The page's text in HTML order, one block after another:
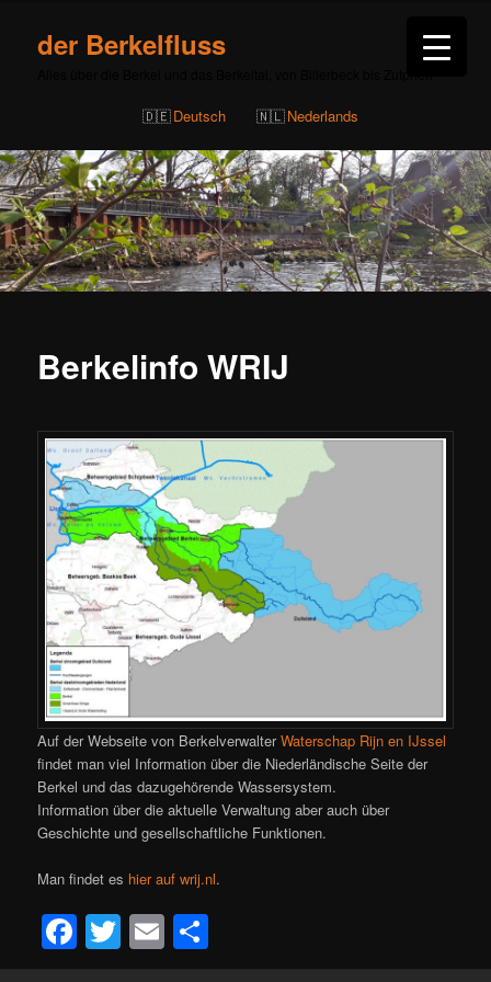
der Berkelfluss
Deutsch Nederlands
Berkelinfo WRIJ
Auf der Webseite von BerkelverwalterWaterschap Rijn en IJssel
findet man viel Information über die Niederländische Seite der
Berkel und dasdazugehörende Wassersystem.
Information über die aktuelle Verwaltung aber auch über
Geschichte undgesellschaftliche Funktionen.
Man findet es hier auf wrij.nl.
Facebook
Twitter
Email